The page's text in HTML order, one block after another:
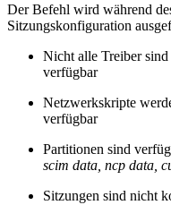
Der Befehl wird während
Sitzungskonfiguration
Nicht alle Treiber
verfügbar
Netzwerkskripte
verfügbar
Partitionen sind
scim data, ncp data,
Sitzungen sind nicht